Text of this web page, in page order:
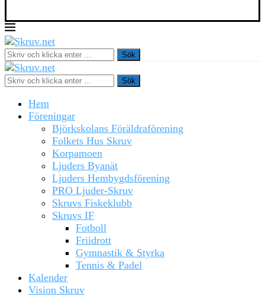
Sök
Sök
Hem
Föreningar
Björkskolans Föräldraförening
Folkets Hus Skruv
Korpamoen
Ljuders Byanät
Ljuders Hembygdsförening
PRO Ljuder-Skruv
Skruvs Fiskeklubb
Skruvs IF
Fotboll
Friidrott
Gymnastik & Styrka
Tennis & Padel
Kalender
Vision Skruv